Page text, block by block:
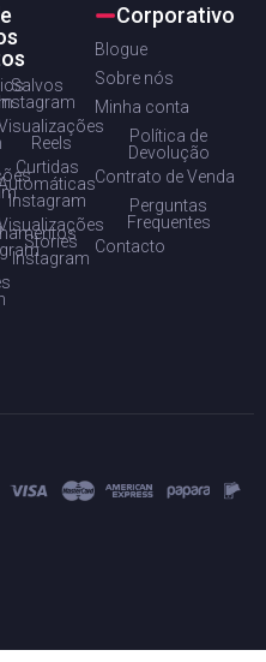
Salvos
Instagram
Reels
Curtidas
Instagram
Stories
Instagram
Corporativo
Blogue
Sobre nós
Minha conta
Política de
Devolução
Contrato de Venda
Perguntas
Frequentes
Contacto